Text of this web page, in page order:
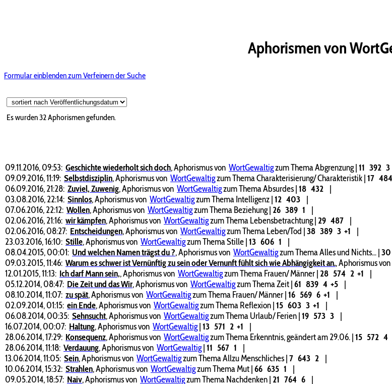
Aphorismen von
Formular einblenden zum Verfeinern der Suche
Es wurden 32 Aphorismen gefunden.
09.11.2016, 09:53: Geschichte wiederholt sich doch,Aphorismus von WortGewaltigzum Thema Abgrenzung|11 392 3
09.09.2016, 11:19: Selbstdisziplin,Aphorismus von WortGewaltigzum Thema Charakterisierung/ Charakteristik|17 484
06.09.2016, 21:28: Zuviel, Zuwenig,Aphorismus von WortGewaltigzum Thema Absurdes|18 432
|
03.08.2016, 22:14: Sinnlos,Aphorismus von WortGewaltigzum Thema Intelligenz|12 403
|
07.06.2016, 22:12: Wollen,Aphorismus von WortGewaltigzum Thema Beziehung| 26 389 1
|
02.06.2016, 21:16: wir kämpfen,Aphorismus von WortGewaltigzum Thema Lebensbetrachtung| 29 487
|
02.06.2016, 08:27: Entscheidungen,Aphorismus von WortGewaltigzum Thema Leben/Tod |38 389 3 +1
|
23.03.2016, 16:10: Stille,Aphorismus von WortGewaltigzum Thema Stille|13 606 1
|
08.04.2015, 00:01: Und welchen Namen trägst du ?,Aphorismus von WortGewaltigzum Thema Alles und Nichts...|30
09.03.2015, 11:46: Warum es schwer ist Vernünftig zu sein oder Vernunft fühlt sich wie Abhängigkeit an.,Aphorismus von
12.01.2015, 11:13: Ich darf Mann sein,,Aphorismus von WortGewaltigzum Thema Frauen/ Männer| 28 574 2 +1
|
05.12.2014, 08:47: Die Zeit und das Wir,Aphorismus von WortGewaltigzum Thema Zeit|61 839 4 +5
|
08.10.2014, 11:07: zu spät,Aphorismus von WortGewaltigzum Thema Frauen/ Männer|16 569 6 +1
|
02.09.2014, 01:15: ein Ende,Aphorismus von WortGewaltigzum Thema Reflexion|15 603 3 +1
|
06.08.2014, 00:35: Sehnsucht,Aphorismus von WortGewaltigzum Thema Urlaub/ Ferien|19 573 3
|
16.07.2014, 00:07: Haltung,Aphorismus von WortGewaltig|13 571 2 +1
|
28.06.2014, 17:29: Konsequenz,Aphorismus von WortGewaltigzum Thema Erkenntnis, geändert am 29.06.|15 572 4
28.06.2014, 11:18: Verdauung,Aphorismus von WortGewaltig|11 567 1
|
13.06.2014, 11:05: Sein,Aphorismus von WortGewaltigzum Thema Allzu Menschliches|7 643 2
|
10.06.2014, 15:32: Strahlen,Aphorismus von WortGewaltigzum Thema Mut|66 635 1
|
09.05.2014, 18:57: Naiv,Aphorismus von WortGewaltigzum Thema Nachdenken| 21 764 6 |